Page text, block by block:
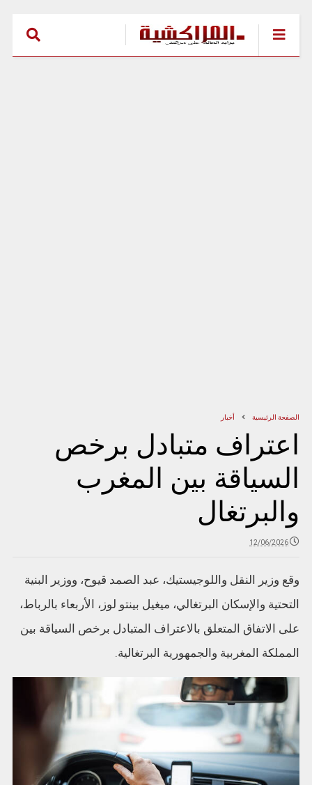
الصفحة الرئيسية أخبار
اعتراف متبادل برخص
السياقة بين المغرب
والبرتغال
12/06/2026
وقع وزير النقل واللوجيستيك، عبد الصمد قيوح، ووزير البنية
التحتية والإسكان البرتغالي، ميغيل بينتو لوز، الأربعاء بالرباط،
على الاتفاق المتعلق بالاعتراف المتبادل برخص السياقة بين
المملكة المغربية والجمهورية البرتغالية.